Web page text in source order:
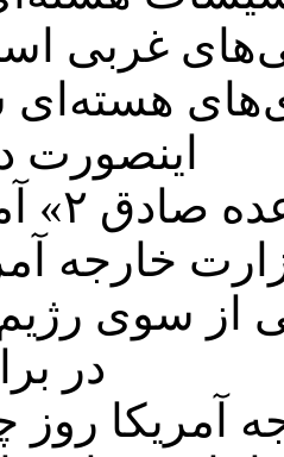
غربی
هسته‌ای
اینصورت
یک روز
خارجه
از سوی
در